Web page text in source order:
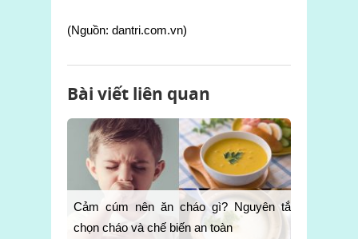
(Nguồn: dantri.com.vn)
Bài viết liên quan
Cảm cúm nên ăn cháo gì? Nguyên tắc
chọn cháo và chế biến an toàn
Cần hiểu đúng để phòng tránh bệnh cúm